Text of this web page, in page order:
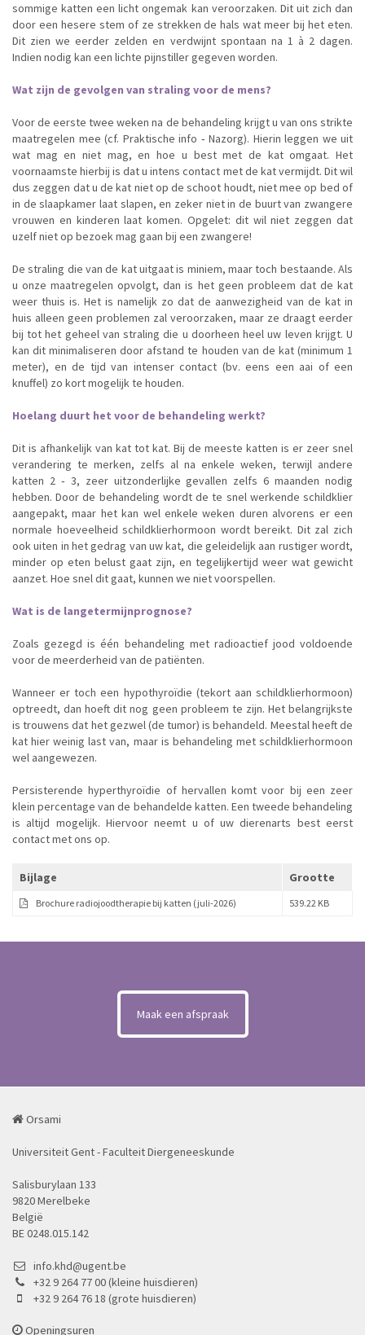
sommige katten een licht ongemak kan veroorzaken. Dit uit zich dan
door een hesere stem of ze strekken de hals wat meer bij het eten.
Dit zien we eerder zelden en verdwijnt spontaan na 1 à 2 dagen.
Indien nodig kan een lichte pijnstiller gegeven worden.
Wat zijn de gevolgen van straling voor de mens?
Voor de eerste twee weken na de behandeling krijgt u van ons strikte
maatregelen mee (cf. Praktische info ‐ Nazorg). Hierin leggen we uit
wat mag en niet mag, en hoe u best met de kat omgaat. Het
voornaamste hierbij is dat u intens contact met de kat vermijdt. Dit wil
dus zeggen dat u de kat niet op de schoot houdt, niet mee op bed of
in de slaapkamer laat slapen, en zeker niet in de buurt van zwangere
vrouwen en kinderen laat komen. Opgelet: dit wil niet zeggen dat
uzelf niet op bezoek mag gaan bij een zwangere!
De straling die van de kat uitgaat is miniem, maar toch bestaande. Als
u onze maatregelen opvolgt, dan is het geen probleem dat de kat
weer thuis is. Het is namelijk zo dat de aanwezigheid van de kat in
huis alleen geen problemen zal veroorzaken, maar ze draagt eerder
bij tot het geheel van straling die u doorheen heel uw leven krijgt. U
kan dit minimaliseren door afstand te houden van de kat (minimum 1
meter), en de tijd van intenser contact (bv. eens een aai of een
knuffel) zo kort mogelijk te houden.
Hoelang duurt het voor de behandeling werkt?
Dit is afhankelijk van kat tot kat. Bij de meeste katten is er zeer snel
verandering te merken, zelfs al na enkele weken, terwijl andere
katten 2 ‐ 3, zeer uitzonderlijke gevallen zelfs 6 maanden nodig
hebben. Door de behandeling wordt de te snel werkende schildklier
aangepakt, maar het kan wel enkele weken duren alvorens er een
normale hoeveelheid schildklierhormoon wordt bereikt. Dit zal zich
ook uiten in het gedrag van uw kat, die geleidelijk aan rustiger wordt,
minder op eten belust gaat zijn, en tegelijkertijd weer wat gewicht
aanzet. Hoe snel dit gaat, kunnen we niet voorspellen.
Wat is de langetermijnprognose?
Zoals gezegd is één behandeling met radioactief jood voldoende
voor de meerderheid van de patiënten.
Wanneer er toch een hypothyroïdie (tekort aan schildklierhormoon)
optreedt, dan hoeft dit nog geen probleem te zijn. Het belangrijkste
is trouwens dat het gezwel (de tumor) is behandeld. Meestal heeft de
kat hier weinig last van, maar is behandeling met schildklierhormoon
wel aangewezen.
Persisterende hyperthyroïdie of hervallen komt voor bij een zeer
klein percentage van de behandelde katten. Een tweede behandeling
is altijd mogelijk. Hiervoor neemt u of uw dierenarts best eerst
contact met ons op.
Bijlage Grootte
Brochure radiojoodtherapie bij katten (juli-2026) 539.22 KB
Maak een afspraak
Orsami
Universiteit Gent - Faculteit Diergeneeskunde
Salisburylaan 133
9820 Merelbeke
België
BE 0248.015.142
info.khd@ugent.be
+32 9 264 77 00 (kleine huisdieren)
+32 9 264 76 18 (grote huisdieren)
Openingsuren